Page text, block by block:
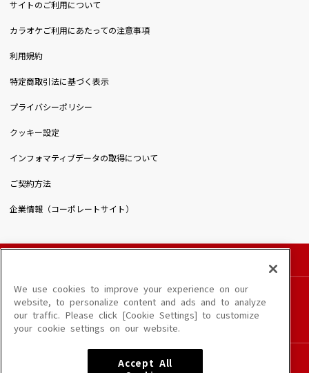
サイトのご利用について
カラオケご利用にあたっての注意事項
利用規約
特定商取引法に基づく表示
プライバシーポリシー
クッキー設定
インフォマティブデータの取得について
ご契約方法
企業情報（コーポレートサイト）
このサイトに掲載されている一切の文章・画像・写真・動画・音声等を、手段や形態を
問わず、著作権法の定める範囲を超えて無断で複製、転載、ファイル化などすることを
禁じます。
楽曲によりMYリスト保存ができない場合があります。
We use cookies to improve your experience on our
website, to personalize content and ads and to analyze
our traffic. Please click [Cookie Settings] to customize
your cookie settings on our website.
Accept All